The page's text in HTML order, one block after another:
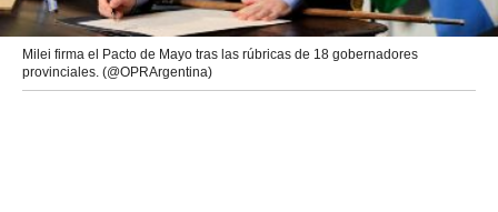
Milei firma el Pacto de Mayo tras las rúbricas de 18 gobernadores
provinciales. (@OPRArgentina)